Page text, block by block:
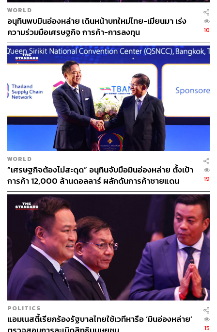
นอกจากนี้ สีหศักดิ์ ยังกล่าวถึงเรื่อง MOU 2543 ว่า อยาก
ให้การหารือเป็นไปอย่างกว้างขวาง และอยากจะฟังเสียงของ
ทุกฝ่าย แต่ไม่อยากให้มีการใช้อารมณ์ในการตัดสินใจ และ
มองกันด้วยข้อเท็จจริงว่า MOU 2543 มีความคืบหน้า และมี
การปักปันเขตแดนไปพอสมควรแล้ว แต่พอมีการปะทะกัน
การทำงาน JBC ก็ต้องหยุดชะงัก และเป็นอุปสรรคต่อการ
เจรจา
ส่วนข้อกังวลเรื่องอัตราส่วนแผนที่ 1:200,000 นั้น ก็ต้องมาดู
เนื้อหาที่เขียนในสนธิสัญญาสยามฝรั่งเศส แต่ในขณะเดียวกัน
เราก็สามารถที่จะนำแผนที่อัตราส่วน 1:50,000 ขึ้นมาเจรจา
ได้ ไม่ใช่ว่าพอมี MOU 2543 แล้วไทยจะเสียเปรียบ เพราะตรง
ไหนที่เจรจาแล้วรู้สึกว่าไม่ใช่ผลประโยชน์ของไทย เราก็ยังไม่
ต้องไปตกลงแล้วไปจุดอื่น หลังจากนั้นก็มามองในภาพรวม
ด้วยเหตุนี้ จึงอยากให้ทุกฝ่ายมาคุยกันด้วยเหตุและผล
เนื่องจากยังมีอีกหลายวิธีการที่จะเดินไปข้างหน้า
TAGS: พลังงาน
ความสัมพันธ์ไทย-กัมพูชา
สีหศักดิ์ พวงเกตุแก้ว
MOU 2544 (MOU 44)
สนธิสัญญาสยาม-ฝรั่งเศส
MOU 2543
Myanmar
กระทรวงการต่างประเทศ
China
พรรคคอมมิวนิสต์จีน
Wang Yi
WORLD
อนุทินพบมินอ่องหล่าย เดินหน้าบทใหม่ไทย-เมียนมา เร่ง
ความร่วมมือเศรษฐกิจ การค้า-การลงทุน
10
WORLD
“เศรษฐกิจต้องไม่สะดุด” อนุทินจับมือมินอ่องหล่าย ตั้งเป้า
การค้า 12,000 ล้านดอลลาร์ ผลักดันการค้าชายแดน
19
POLITICS
แอมเนสตี้เรียกร้องรัฐบาลไทยใช้เวทีหารือ ‘มินอ่องหล่าย’
15